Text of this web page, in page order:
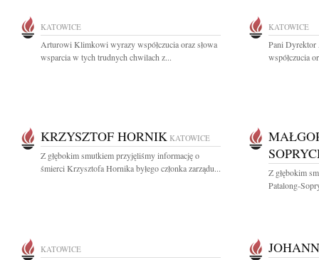
KATOWICE
Arturowi Klimkowi wyrazy współczucia oraz słowa
wsparcia w tych trudnych chwilach z...
KATOWICE
Pani Dyrektor
współczucia
KRZYSZTOF HORNIK KATOWICE
Z głębokim smutkiem przyjęliśmy informację o
śmierci Krzysztofa Hornika byłego członka zarządu...
Z głębokim
Patalong-
KATOWICE